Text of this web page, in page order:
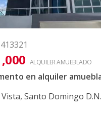
413321
ALQUILERAMUEBLADO
, Santo Domingo D.N.